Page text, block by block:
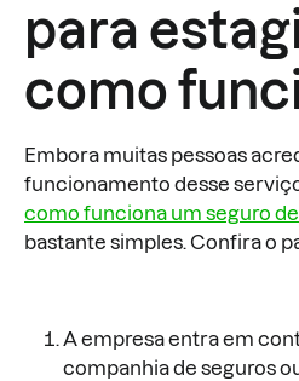
para
como
Embora muitas pessoas
funcionamento desse
como funciona um seguro
bastante simples. Confira o
A empresa entra em
companhia de seguros